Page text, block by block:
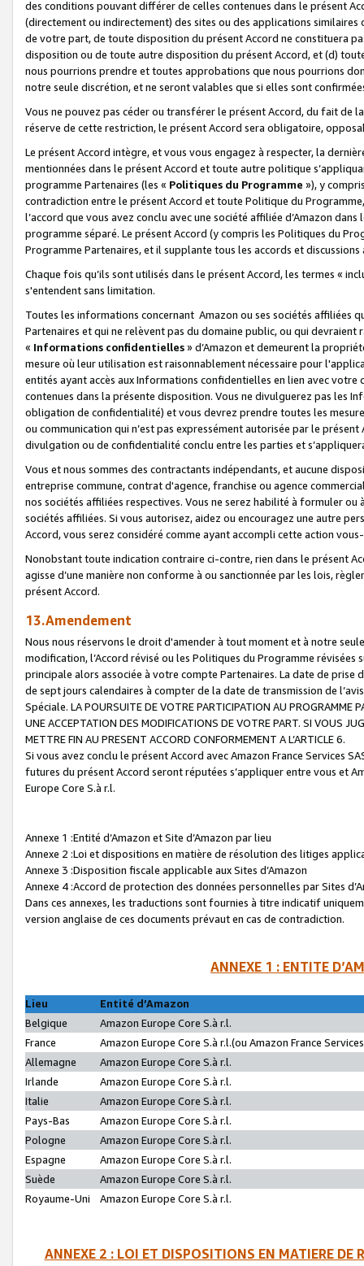
des conditions pouvant différer de celles contenues dans le présent
(directement ou indirectement) des sites ou des applications
de votre part, de toute disposition du présent Accord ne constituera
disposition ou de toute autre disposition du présent Accord, et (d)
nous pourrions prendre et toutes approbations que nous pourrions
notre seule discrétion, et ne seront valables que si elles sont
Vous ne pouvez pas céder ou transférer le présent Accord, du fait de
réserve de cette restriction, le présent Accord sera obligatoire,
Le présent Accord intègre, et vous vous engagez à respecter, la
mentionnées dans le présent Accord et toute autre politique
programme Partenaires (les « Politiques du Programme »), y
contradiction entre le présent Accord et toute Politique du
l’accord que vous avez conclu avec une société affiliée d’Amazon
programme séparé. Le présent Accord (y compris les Politiques du
Programme Partenaires, et il supplante tous les accords et discussions
Chaque fois qu’ils sont utilisés dans le présent Accord, les termes «
s'entendent sans limitation.
Toutes les informations concernant Amazon ou ses sociétés affiliées
Partenaires et qui ne relèvent pas du domaine public, ou qui
« Informations confidentielles» d’Amazon et demeurent la
mesure où leur utilisation est raisonnablement nécessaire pour
entités ayant accès aux Informations confidentielles en lien avec
contenues dans la présente disposition. Vous ne divulguerez pas les
obligation de confidentialité) et vous devrez prendre toutes les
ou communication qui n’est pas expressément autorisée par le
divulgation ou de confidentialité conclu entre les parties et
Vous et nous sommes des contractants indépendants, et aucune
entreprise commune, contrat d'agence, franchise ou agence
nos sociétés affiliées respectives. Vous ne serez habilité à formuler
sociétés affiliées. Si vous autorisez, aidez ou encouragez une autre
Accord, vous serez considéré comme ayant accompli cette action
Nonobstant toute indication contraire ci-contre, rien dans le présent
agisse d’une manière non conforme à ou sanctionnée par les lois,
présent Accord.
13.Amendement
Nous nous réservons le droit d'amender à tout moment et à notre
modification, l’Accord révisé ou les Politiques du Programme
principale alors associée à votre compte Partenaires. La date de
de sept jours calendaires à compter de la date de transmission de
Spéciale. LA POURSUITE DE VOTRE PARTICIPATION AU PROGRAMME
UNE ACCEPTATION DES MODIFICATIONS DE VOTRE PART. SI VOUS
METTRE FIN AU PRESENT ACCORD CONFORMEMENT A L’ARTICLE 6.
Si vous avez conclu le présent Accord avec Amazon France Services
futures du présent Accord seront réputées s’appliquer entre vous et
Europe Core S.à r.l.
Annexe 1 :Entité d’Amazon et Site d’Amazon par lieu
Annexe 2 :Loi et dispositions en matière de résolution des litiges
Annexe 3 :Disposition fiscale applicable aux Sites d’Amazon
Annexe 4 :Accord de protection des données personnelles par Sites
Dans ces annexes, les traductions sont fournies à titre indicatif
version anglaise de ces documents prévaut en cas de contradiction.
ANNEXE 1 : ENTITE
Lieu
Entité d’Amazon
Belgique
Amazon Europe Core S.à r.l.
France
Amazon Europe Core S.à r.l.(ou Amazon France
Allemagne
Amazon Europe Core S.à r.l.
Irlande
Amazon Europe Core S.à r.l.
Italie
Amazon Europe Core S.à r.l.
Pays-Bas
Amazon Europe Core S.à r.l.
Pologne
Amazon Europe Core S.à r.l.
Espagne
Amazon Europe Core S.à r.l.
Suède
Amazon Europe Core S.à r.l.
Royaume-Uni
Amazon Europe Core S.à r.l.
ANNEXE 2 : LOI ET DISPOSITIONS EN MATIERE DE